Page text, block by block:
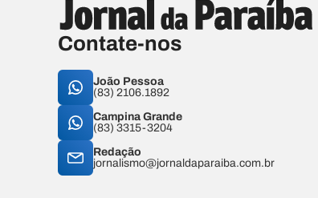
Contate-nos
João Pessoa
(83) 2106.1892
Campina Grande
(83) 3315-3204
Redação
jornalismo@jornaldaparaiba.com.br